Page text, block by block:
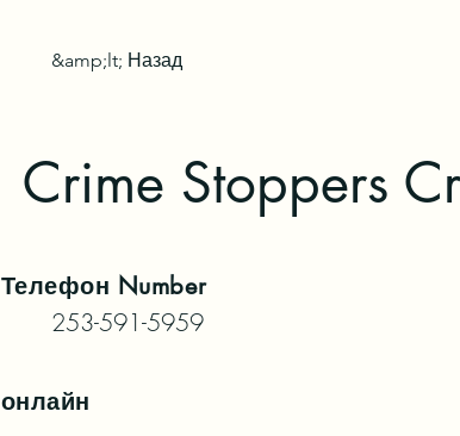
&amp;lt; Назад
Crime Stoppers
Телефон Number
253-591-5959
онлайн